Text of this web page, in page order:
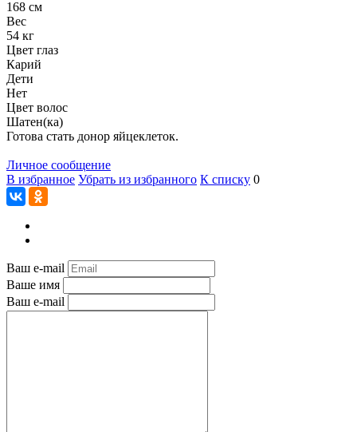
168 см
Вес
54 кг
Цвет глаз
Карий
Дети
Нет
Цвет волос
Шатен(ка)
Готова стать донор яйцеклеток.
Личное сообщение
В избранное Убрать из избранного К списку 0
Ваш e-mail
Ваше имя
Ваш e-mail